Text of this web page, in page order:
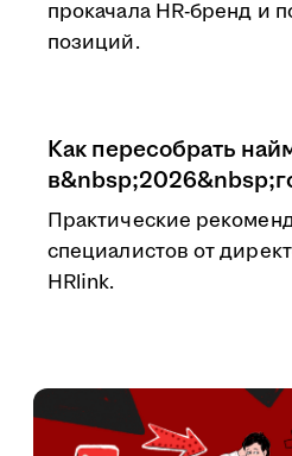
прокачала HR-бренд и
позиций.
Как пересобрать
Практические
специалистов от
HRlink.